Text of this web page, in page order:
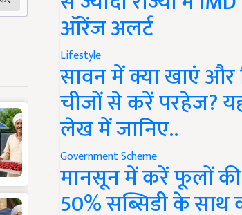
ऑरेंज अलर्ट
Lifestyle
सावन में क्या खाएं और
चीजों से करें परहेज?
लेख में जानिए..
Government Scheme
मानसून में करें फूलों
50% सब्सिडी के साथ